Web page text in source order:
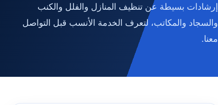
إرشادات بسيطة عن تنظيف المنازل والفلل والكنب
والسجاد والمكاتب، لتعرف الخدمة الأنسب قبل التواصل
معنا.